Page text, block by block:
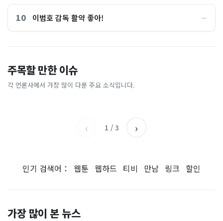
10 이범호 감독 활약 좋아! ―
주목할 만한 이슈
각 언론사에서 가장 많이 다룬 주요 소식입니다.
홈플러스, 2000억원으로 '시
간'을 샀다
비즈워치
왜?매일경제
[날씨] 오늘 밤 또 내린다...내
륙 중심 최대 150mm
졌다...국산 53개 중소기업이
‹ 1 / 3 ›
인기 검색어： 웹툰 웹하드 티비 만남 링크 할인
가장 많이 본 뉴스